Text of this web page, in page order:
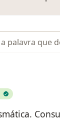
em opiniões